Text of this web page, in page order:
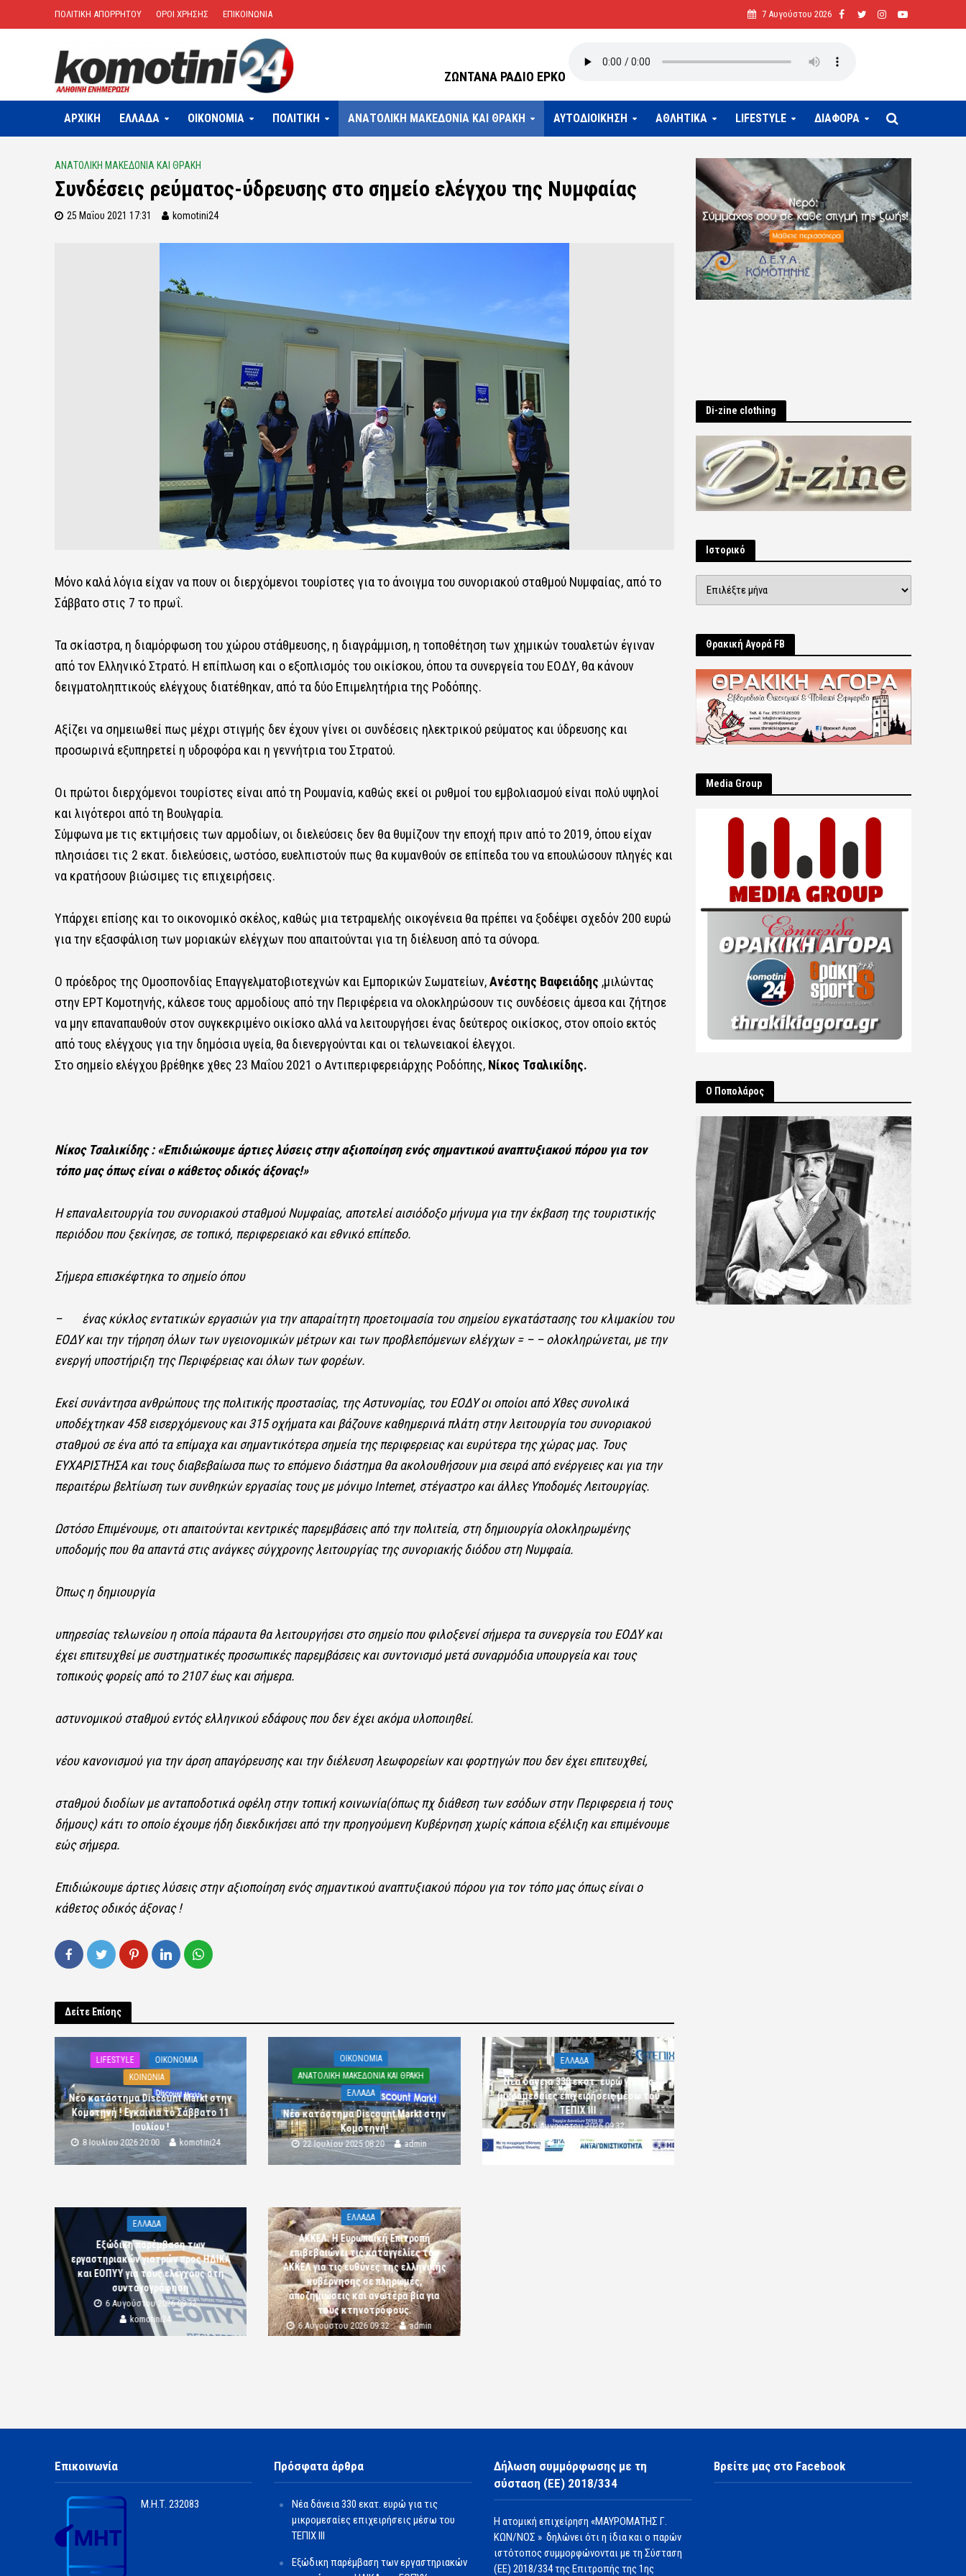
ΠΟΛΙΤΙΚΗ ΑΠΟΡΡΗΤΟΥ ΟΡΟΙ ΧΡΗΣΗΣ ΕΠΙΚΟΙΝΩΝΙΑ 7 Αυγούστου 2026
ΖΩΝΤΑΝΑ ΡΑΔΙΟ ΕΡΚΟ
ΑΡΧΙΚΗ ΕΛΛΑΔΑ OIKONOMIA ΠΟΛΙΤΙΚΗ ΑΝΑΤΟΛΙΚΗ ΜΑΚΕΔΟΝΙΑ ΚΑΙ ΘΡΑΚΗ ΑΥΤΟΔΙΟΙΚΗΣΗ ΑΘΛΗΤΙΚΑ LIFESTYLE ΔΙΑΦΟΡΑ
ΑΝΑΤΟΛΙΚΗ ΜΑΚΕΔΟΝΙΑ ΚΑΙ ΘΡΑΚΗ
Συνδέσεις ρεύματος-ύδρευσης στο σημείο ελέγχου της Νυμφαίας
25 Μαΐου 2021 17:31 komotini24
Μόνο καλά λόγια είχαν να πουν οι διερχόμενοι τουρίστες για το άνοιγμα του συνοριακού σταθμού Νυμφαίας, από το
Σάββατο στις 7 το πρωΐ.
Τα σκίαστρα, η διαμόρφωση του χώρου στάθμευσης, η διαγράμμιση, η τοποθέτηση των χημικών τουαλετών έγιναν
από τον Ελληνικό Στρατό. Η επίπλωση και ο εξοπλισμός του οικίσκου, όπου τα συνεργεία του ΕΟΔΥ, θα κάνουν
δειγματοληπτικούς ελέγχους διατέθηκαν, από τα δύο Επιμελητήρια της Ροδόπης.
Αξίζει να σημειωθεί πως μέχρι στιγμής δεν έχουν γίνει οι συνδέσεις ηλεκτρικού ρεύματος και ύδρευσης και
προσωρινά εξυπηρετεί η υδροφόρα και η γεννήτρια του Στρατού.
Οι πρώτοι διερχόμενοι τουρίστες είναι από τη Ρουμανία, καθώς εκεί οι ρυθμοί του εμβολιασμού είναι πολύ υψηλοί
και λιγότεροι από τη Βουλγαρία.
Σύμφωνα με τις εκτιμήσεις των αρμοδίων, οι διελεύσεις δεν θα θυμίζουν την εποχή πριν από το 2019, όπου είχαν
πλησιάσει τις 2 εκατ. διελεύσεις, ωστόσο, ευελπιστούν πως θα κυμανθούν σε επίπεδα του να επουλώσουν πληγές και
να κρατήσουν βιώσιμες τις επιχειρήσεις.
Υπάρχει επίσης και το οικονομικό σκέλος, καθώς μια τετραμελής οικογένεια θα πρέπει να ξοδέψει σχεδόν 200 ευρώ
για την εξασφάλιση των μοριακών ελέγχων που απαιτούνται για τη διέλευση από τα σύνορα.
Ο πρόεδρος της Ομοσπονδίας Επαγγελματοβιοτεχνών και Εμπορικών Σωματείων,Ανέστης Βαφειάδης ,μιλώντας
στην ΕΡΤ Κομοτηνής, κάλεσε τους αρμοδίους από την Περιφέρεια να ολοκληρώσουν τις συνδέσεις άμεσα και ζήτησε
να μην επαναπαυθούν στον συγκεκριμένο οικίσκο αλλά να λειτουργήσει ένας δεύτερος οικίσκος, στον οποίο εκτός
από τους ελέγχους για την δημόσια υγεία, θα διενεργούνται και οι τελωνειακοί έλεγχοι.
Στο σημείο ελέγχου βρέθηκε χθες 23 Μαΐου 2021 ο Αντιπεριφερειάρχης Ροδόπης,Νίκος Τσαλικίδης.
Νίκος Τσαλικίδης : «Επιδιώκουμε άρτιες λύσεις στην αξιοποίηση ενός σημαντικού αναπτυξιακού πόρου για τον
τόπο μας όπως είναι ο κάθετος οδικός άξονας!»
Η επαναλειτουργία του συνοριακού σταθμού Νυμφαίας, αποτελεί αισιόδοξο μήνυμα για την έκβαση της τουριστικής
περιόδου που ξεκίνησε, σε τοπικό, περιφερειακό και εθνικό επίπεδο.
Σήμερα επισκέφτηκα το σημείο όπου
– ένας κύκλος εντατικών εργασιών για την απαραίτητη προετοιμασία του σημείου εγκατάστασης του κλιμακίου του
ΕΟΔΥ και την τήρηση όλων των υγειονομικών μέτρων και των προβλεπόμενων ελέγχων = – – ολοκληρώνεται, με την
ενεργή υποστήριξη της Περιφέρειας και όλων των φορέων.
Εκεί συνάντησα ανθρώπους της πολιτικής προστασίας, της Αστυνομίας, του ΕΟΔΥ οι οποίοι από Χθες συνολικά
υποδέχτηκαν 458 εισερχόμενους και 315 οχήματα και βάζουνε καθημερινά πλάτη στην λειτουργία του συνοριακού
σταθμού σε ένα από τα επίμαχα και σημαντικότερα σημεία της περιφερειας και ευρύτερα της χώρας μας. Τους
ΕΥΧΑΡΙΣΤΗΣΑ και τους διαβεβαίωσα πως το επόμενο διάστημα θα ακολουθήσουν μια σειρά από ενέργειες και για την
περαιτέρω βελτίωση των συνθηκών εργασίας τους με μόνιμο Internet, στέγαστρο και άλλες Υποδομές Λειτουργίας.
Ωστόσο Επιμένουμε, οτι απαιτούνται κεντρικές παρεμβάσεις από την πολιτεία, στη δημιουργία ολοκληρωμένης
υποδομής που θα απαντά στις ανάγκες σύγχρονης λειτουργίας της συνοριακής διόδου στη Νυμφαία.
Όπως η δημιουργία
υπηρεσίας τελωνείου η οποία πάραυτα θα λειτουργήσει στο σημείο που φιλοξενεί σήμερα τα συνεργεία του ΕΟΔΥ και
έχει επιτευχθεί με συστηματικές προσωπικές παρεμβάσεις και συντονισμό μετά συναρμόδια υπουργεία και τους
τοπικούς φορείς από το 2107 έως και σήμερα.
αστυνομικού σταθμού εντός ελληνικού εδάφους που δεν έχει ακόμα υλοποιηθεί.
νέου κανονισμού για την άρση απαγόρευσης και την διέλευση λεωφορείων και φορτηγών που δεν έχει επιτευχθεί,
σταθμού διοδίων με ανταποδοτικά οφέλη στην τοπική κοινωνία(όπως πχ διάθεση των εσόδων στην Περιφερεια ή τους
δήμους) κάτι το οποίο έχουμε ήδη διεκδικήσει από την προηγούμενη Κυβέρνηση χωρίς κάποια εξέλιξη και επιμένουμε
εώς σήμερα.
Επιδιώκουμε άρτιες λύσεις στην αξιοποίηση ενός σημαντικού αναπτυξιακού πόρου για τον τόπο μας όπως είναι ο
κάθετος οδικός άξονας !
Δείτε Επίσης
LIFESTYLE
OIKONOMIA
ΚΟΙΝΩΝΙΑ
Νέο κατάστημα Discount Markt στην
Κομοτηνή ! Εγκαίνια το Σάββατο 11
Ιουλίου !
8 Ιουλίου 2026 20:00 komotini24
OIKONOMIA
ΑΝΑΤΟΛΙΚΗ ΜΑΚΕΔΟΝΙΑ ΚΑΙ ΘΡΑΚΗ
ΕΛΛΑΔΑ
Νέο κατάστημα Discount Markt στην
Κομοτηνή!
22 Ιουλίου 2025 08:20 admin
ΕΛΛΑΔΑ
Νέα δάνεια 330 εκατ. ευρώ για τις
μικρομεσαίες επιχειρήσεις μέσω του
ΤΕΠΙΧ ΙΙΙ
6 Αυγούστου 2026 09:32
komotini24
ΕΛΛΑΔΑ
Εξώδικη παρέμβαση των
εργαστηριακών γιατρών προς ΗΔΙΚΑ
και ΕΟΠΥΥ για τους ελέγχους στη
συνταγογράφηση
6 Αυγούστου 2026 09:32
komotini24
ΕΛΛΑΔΑ
ΑΚΚΕΛ: Η Ευρωπαϊκή Επιτροπή
επιβεβαιώνει τις καταγγελίες του
ΑΚΚΕΛ για τις ευθύνες της ελληνικής
κυβέρνησης σε πληρωμές,
αποζημιώσεις και ανωτέρα βία για
τους κτηνοτρόφους.
6 Αυγούστου 2026 09:32 admin
Di-zine clothing
Ιστορικό
Θρακική Αγορά FB
Μedia Group
Ο Ποπολάρος
Επικοινωνία
Μ.Η.Τ. 232083
Πρόσφατα άρθρα
Νέα δάνεια 330 εκατ. ευρώ για τις
μικρομεσαίες επιχειρήσεις μέσω του
ΤΕΠΙΧ ΙΙΙ
Εξώδικη παρέμβαση των εργαστηριακών
Δήλωση συμμόρφωσης με τη
σύσταση (ΕΕ) 2018/334
Η ατομική επιχείρηση «ΜΑΥΡΟΜΑΤΗΣ Γ.
ΚΩΝ/ΝΟΣ » δηλώνει ότι η ίδια και ο παρών
ιστότοπος συμμορφώνονται με τη Σύσταση
(ΕΕ) 2018/334 της Επιτροπής της 1ης
Βρείτε μας στο Facebook